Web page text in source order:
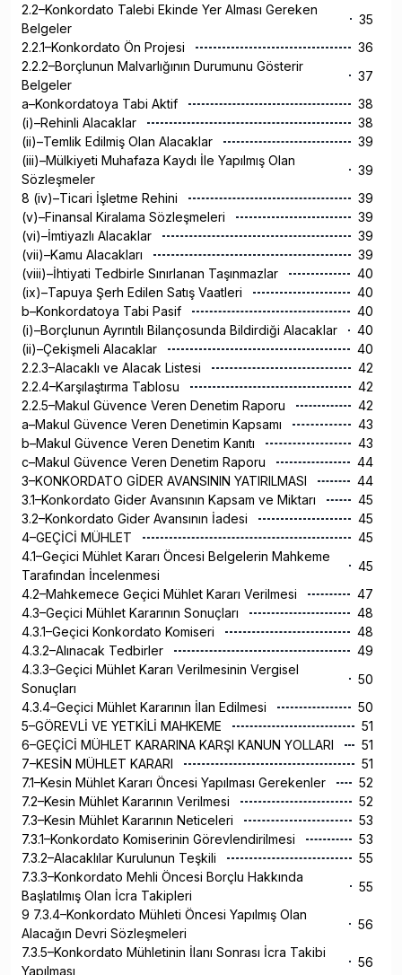
2.2–Konkordato Talebi Ekinde Yer Alması Gereken
Belgeler
35
2.2.1–Konkordato Ön Projesi
36
2.2.2–Borçlunun Malvarlığının Durumunu Gösterir
Belgeler
37
a–Konkordatoya Tabi Aktif
38
(i)–Rehinli Alacaklar
38
(ii)–Temlik Edilmiş Olan Alacaklar
39
(iii)–Mülkiyeti Muhafaza Kaydı İle Yapılmış Olan
Sözleşmeler
39
8 (iv)–Ticari İşletme Rehini
39
(v)–Finansal Kiralama Sözleşmeleri
39
(vi)–İmtiyazlı Alacaklar
39
(vii)–Kamu Alacakları
39
(viii)–İhtiyati Tedbirle Sınırlanan Taşınmazlar
40
(ix)–Tapuya Şerh Edilen Satış Vaatleri
40
b–Konkordatoya Tabi Pasif
40
(i)–Borçlunun Ayrıntılı Bilançosunda Bildirdiği Alacaklar
40
(ii)–Çekişmeli Alacaklar
40
2.2.3–Alacaklı ve Alacak Listesi
42
2.2.4–Karşılaştırma Tablosu
42
2.2.5–Makul Güvence Veren Denetim Raporu
42
a–Makul Güvence Veren Denetimin Kapsamı
43
b–Makul Güvence Veren Denetim Kanıtı
43
c–Makul Güvence Veren Denetim Raporu
44
3–KONKORDATO GİDER AVANSININ YATIRILMASI
44
3.1–Konkordato Gider Avansının Kapsam ve Miktarı
45
3.2–Konkordato Gider Avansının İadesi
45
4–GEÇİCİ MÜHLET
45
4.1–Geçici Mühlet Kararı Öncesi Belgelerin Mahkeme
Tarafından İncelenmesi
45
4.2–Mahkemece Geçici Mühlet Kararı Verilmesi
47
4.3–Geçici Mühlet Kararının Sonuçları
48
4.3.1–Geçici Konkordato Komiseri
48
4.3.2–Alınacak Tedbirler
49
4.3.3–Geçici Mühlet Kararı Verilmesinin Vergisel
Sonuçları
50
4.3.4–Geçici Mühlet Kararının İlan Edilmesi
50
5–GÖREVLİ VE YETKİLİ MAHKEME
51
6–GEÇİCİ MÜHLET KARARINA KARŞI KANUN YOLLARI
51
7–KESİN MÜHLET KARARI
51
7.1–Kesin Mühlet Kararı Öncesi Yapılması Gerekenler
52
7.2–Kesin Mühlet Kararının Verilmesi
52
7.3–Kesin Mühlet Kararının Neticeleri
53
7.3.1–Konkordato Komiserinin Görevlendirilmesi
53
7.3.2–Alacaklılar Kurulunun Teşkili
55
7.3.3–Konkordato Mehli Öncesi Borçlu Hakkında
Başlatılmış Olan İcra Takipleri
55
9 7.3.4–Konkordato Mühleti Öncesi Yapılmış Olan
Alacağın Devri Sözleşmeleri
56
7.3.5–Konkordato Mühletinin İlanı Sonrası İcra Takibi
Yapılması
56